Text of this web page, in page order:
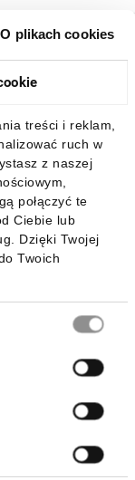
O plikach cookies
treści i reklam,
ruch w
z naszej
połączyć te
Ciebie lub
Dzięki Twojej
Twoich